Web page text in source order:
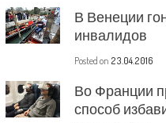
В Венеции
инвалидов
Posted on 23.04.2016
Во Франции
способ